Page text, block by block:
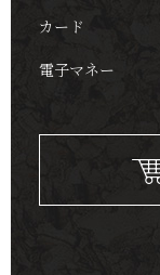
カード
電子マネー